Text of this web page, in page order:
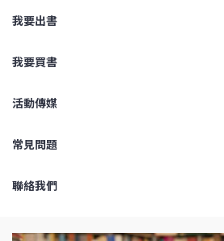
我要出書
我要買書
活動傳媒
常見問題
聯絡我們